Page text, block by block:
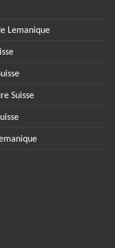
Lemanique
Suisse